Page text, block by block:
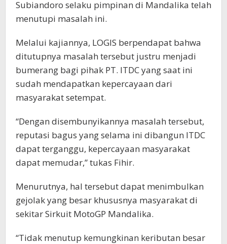
Subiandoro selaku pimpinan di Mandalika telah
menutupi masalah ini.
Melalui kajiannya, LOGIS berpendapat bahwa
ditutupnya masalah tersebut justru menjadi
bumerang bagi pihak PT. ITDC yang saat ini
sudah mendapatkan kepercayaan dari
masyarakat setempat.
“Dengan disembunyikannya masalah tersebut,
reputasi bagus yang selama ini dibangun ITDC
dapat terganggu, kepercayaan masyarakat
dapat memudar,” tukas Fihir.
Menurutnya, hal tersebut dapat menimbulkan
gejolak yang besar khususnya masyarakat di
sekitar Sirkuit MotoGP Mandalika.
“Tidak menutup kemungkinan keributan besar